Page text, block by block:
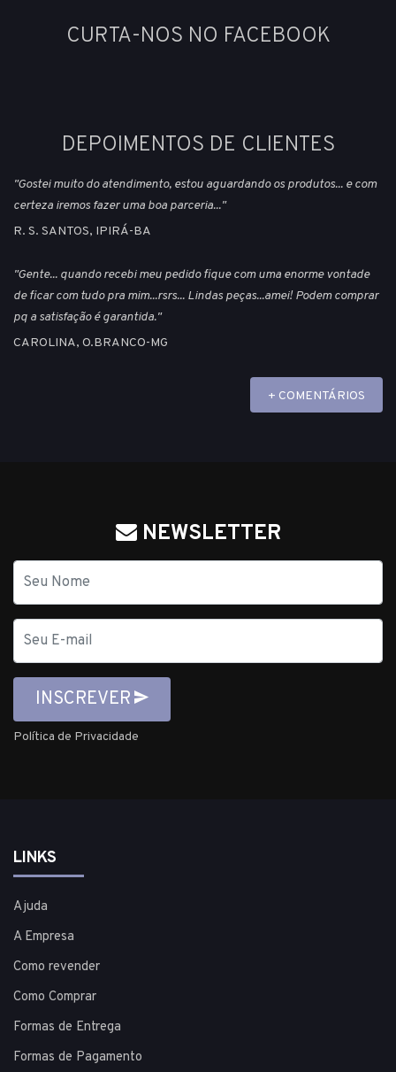
CURTA-NOS NO FACEBOOK
DEPOIMENTOS DE CLIENTES
"Gostei muito do atendimento, estou aguardando os produtos... e com
certeza iremos fazer uma boa parceria..."
R. S. SANTOS, IPIRÁ-BA
"Gente... quando recebi meu pedido fique com uma enorme vontade
de ficar com tudo pra mim...rsrs... Lindas peças...amei! Podem comprar
pq a satisfação é garantida."
CAROLINA, O.BRANCO-MG
+ COMENTÁRIOS
NEWSLETTER
mail
INSCREVER
Política de Privacidade
LINKS
Ajuda
A Empresa
Como revender
Como Comprar
Formas de Entrega
Formas de Pagamento